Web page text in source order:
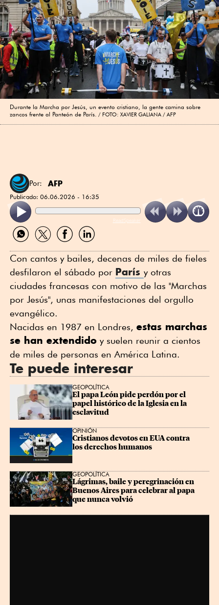
Durante la Marcha por Jesús, un evento cristiano, la gente camina sobre
zancos frente al Panteón de París.
FOTO: XAVIER GALIANA / AFP
Por: AFP
Publicado: 06.06.2026 - 16:35
ReadSpeaker
Compartir
por
Compartir
por
Compartir
por
Compartir
por
Con cantos y bailes, decenas de miles de fieles
desfilaron el sábado por París y otras
ciudades francesas con motivo de las "Marchas
por Jesús", unas manifestaciones del orgullo
evangélico.
Nacidas en 1987 en Londres, estas marchas
se han extendido y suelen reunir a cientos
de miles de personas en América Latina.
Te puede interesar
GEOPOLÍTICA
El papa León pide perdón por el
papel histórico de la Iglesia en la
esclavitud
OPINIÓN
Cristianos devotos en EUA contra
los derechos humanos
GEOPOLÍTICA
Lágrimas, baile y peregrinación en
Buenos Aires para celebrar al papa
que nunca volvió